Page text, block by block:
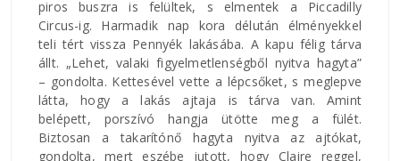
piros buszra is felültek, s elmentek a Piccadilly
Circus-ig. Harmadik nap kora délután élményekkel
teli tért vissza Pennyék lakásába. A kapu félig tárva
állt. „Lehet, valaki figyelmetlenségből nyitva hagyta”
– gondolta. Kettesével vette a lépcsőket, s meglepve
látta, hogy a lakás ajtaja is tárva van. Amint
belépett, porszívó hangja ütötte meg a fülét.
Biztosan a takarítónő hagyta nyitva az ajtókat,
gondolta, mert eszébe jutott, hogy Claire reggel,